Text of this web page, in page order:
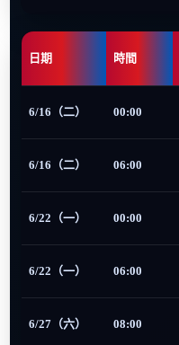
日期 時間
6/16（二） 00:00
6/16（二） 06:00
6/22（一） 00:00
6/22（一） 06:00
6/27（六） 08:00